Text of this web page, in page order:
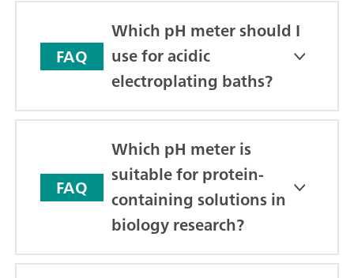
FAQ
Which pH meter should I
use for acidic
electroplating baths?
FAQ
Which pH meter is
suitable for protein-
containing solutions in
biology research?